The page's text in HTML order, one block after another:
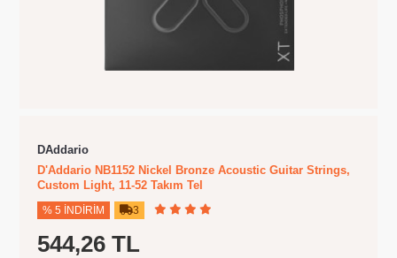
DAddario
D'Addario NB1152 Nickel Bronze Acoustic Guitar Strings,
Custom Light, 11-52 Takım Tel
% 5 İNDIRIM 3
544,26 TL